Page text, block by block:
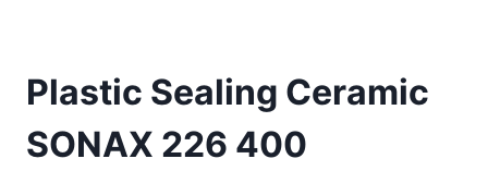
Plastic Sealing Ceramic
SONAX 226 400